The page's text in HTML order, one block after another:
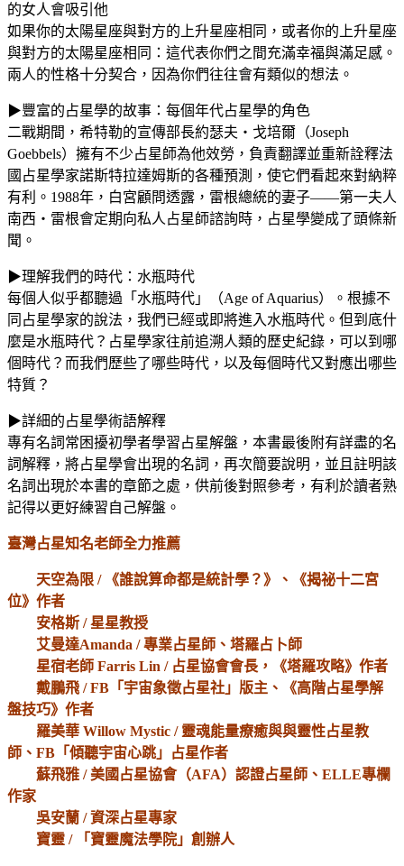
的女人會吸引他
如果你的太陽星座與對方的上升星座相同，或者你的上升星座
與對方的太陽星座相同：這代表你們之間充滿幸福與滿足感。
兩人的性格十分契合，因為你們往往會有類似的想法。
▶豐富的占星學的故事：每個年代占星學的角色
二戰期間，希特勒的宣傳部長約瑟夫‧戈培爾（Joseph
Goebbels）擁有不少占星師為他效勞，負責翻譯並重新詮釋法
國占星學家諾斯特拉達姆斯的各種預測，使它們看起來對納粹
有利。1988年，白宮顧問透露，雷根總統的妻子——第一夫人
南西‧雷根會定期向私人占星師諮詢時，占星學變成了頭條新
聞。
▶理解我們的時代：水瓶時代
每個人似乎都聽過「水瓶時代」（Age of Aquarius）。根據不
同占星學家的說法，我們已經或即將進入水瓶時代。但到底什
麼是水瓶時代？占星學家往前追溯人類的歷史紀錄，可以到哪
個時代？而我們歷些了哪些時代，以及每個時代又對應出哪些
特質？
▶詳細的占星學術語解釋
專有名詞常困擾初學者學習占星解盤，本書最後附有詳盡的名
詞解釋，將占星學會出現的名詞，再次簡要說明，並且註明該
名詞出現於本書的章節之處，供前後對照參考，有利於讀者熟
記得以更好練習自己解盤。
臺灣占星知名老師全力推薦
天空為限 / 《誰說算命都是統計學？》、《揭祕十二宮
位》作者
安格斯 / 星星教授
艾曼達Amanda / 專業占星師、塔羅占卜師
星宿老師 Farris Lin / 占星協會會長，《塔羅攻略》作者
戴鵬飛 / FB「宇宙象徵占星社」版主、《高階占星學解
盤技巧》作者
羅美華 Willow Mystic / 靈魂能量療癒與與靈性占星教
師、FB「傾聽宇宙心跳」占星作者
蘇飛雅 / 美國占星協會（AFA）認證占星師、ELLE專欄
作家
吳安蘭 / 資深占星專家
寶靈 / 「寶靈魔法學院」創辦人